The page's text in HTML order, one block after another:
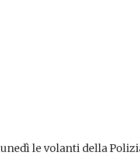
le volanti della